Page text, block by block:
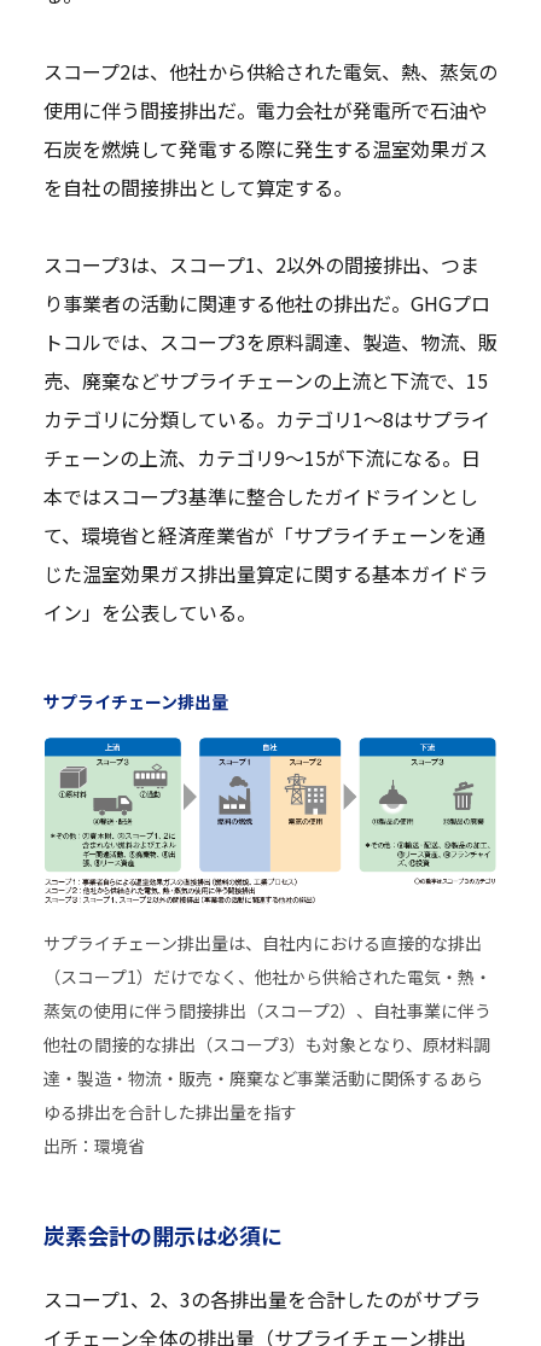
スコープ2は、他社から供給された電気、熱、蒸気の
使用に伴う間接排出だ。電力会社が発電所で石油や
石炭を燃焼して発電する際に発生する温室効果ガス
を自社の間接排出として算定する。
スコープ3は、スコープ1、2以外の間接排出、つま
り事業者の活動に関連する他社の排出だ。GHGプロ
トコルでは、スコープ3を原料調達、製造、物流、販
売、廃棄などサプライチェーンの上流と下流で、15
カテゴリに分類している。カテゴリ1～8はサプライ
チェーンの上流、カテゴリ9～15が下流になる。日
本ではスコープ3基準に整合したガイドラインとし
て、環境省と経済産業省が「サプライチェーンを通
じた温室効果ガス排出量算定に関する基本ガイドラ
イン」を公表している。
サプライチェーン排出量
サプライチェーン排出量は、自社内における直接的な排出
（スコープ1）だけでなく、他社から供給された電気・熱・
蒸気の使用に伴う間接排出（スコープ2）、自社事業に伴う
他社の間接的な排出（スコープ3）も対象となり、原材料調
達・製造・物流・販売・廃棄など事業活動に関係するあら
ゆる排出を合計した排出量を指す
出所：環境省
炭素会計の開示は必須に
スコープ1、2、3の各排出量を合計したのがサプラ
イチェーン全体の排出量（サプライチェーン排出